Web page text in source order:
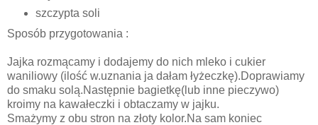
szczypta soli
Sposób przygotowania :
Jajka rozmącamy i dodajemy do nich mleko i cukier
waniliowy (ilość w.uznania ja dałam łyżeczkę).Doprawiamy
do smaku solą.Następnie bagietkę(lub inne pieczywo)
kroimy na kawałeczki i obtaczamy w jajku.
Smażymy z obu stron na złoty kolor.Na sam koniec